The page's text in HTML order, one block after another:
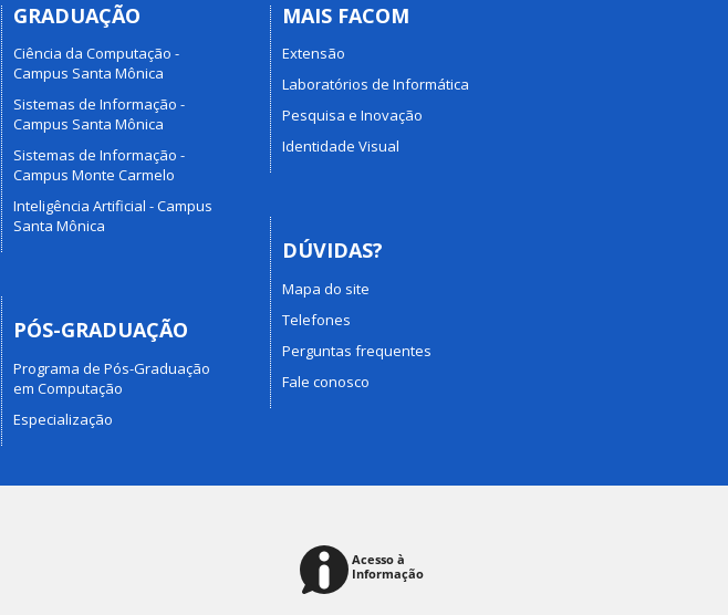
GRADUAÇÃO
Ciência da Computação -
Campus Santa Mônica
Sistemas de Informação -
Campus Santa Mônica
Sistemas de Informação -
Campus Monte Carmelo
Inteligência Artificial - Campus
Santa Mônica
PÓS-GRADUAÇÃO
Programa de Pós-Graduação
em Computação
Especialização
MAIS FACOM
Extensão
Laboratórios de Informática
Pesquisa e Inovação
Identidade Visual
DÚVIDAS?
Mapa do site
Telefones
Perguntas frequentes
Fale conosco